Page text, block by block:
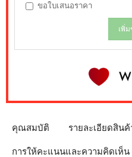
ขอใบเสนอราคา
เพิ่
คุณสมบัติ รายละเอียดสินค้
การให้คะแนนและความคิดเห็น